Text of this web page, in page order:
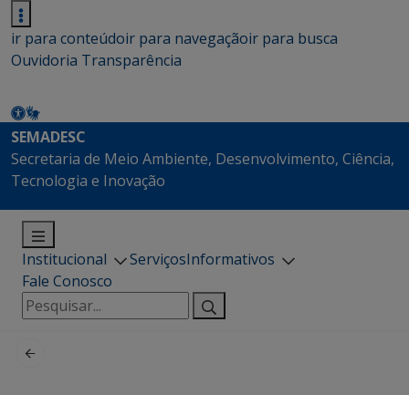
ir para conteúdoir para navegaçãoir para busca
Ouvidoria Transparência
SEMADESC
Secretaria de Meio Ambiente, Desenvolvimento, Ciência,
Tecnologia e Inovação
Institucional ServiçosInformativos
Fale Conosco
Pesquisar
por: